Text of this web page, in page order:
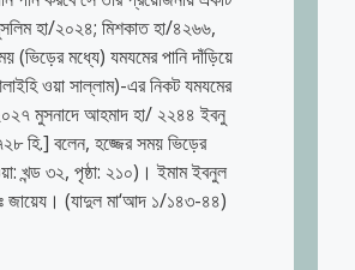
হা/২০২৪; মিশকাত হা/৪২৬৬,
ওয়া সাল্লাম)-এর নিকট যমযমের
মুসনাদে আহমাদ হা/ ২২৪৪ ইবনু
হি.] বলেন, হজ্জের সময় ভিড়ের
খন্ড ৩২, পৃষ্ঠা: ২১০)। ইমাম ইবনুল
জায়েয। (যাদুল মা‘আদ ১/১৪৩-৪৪)